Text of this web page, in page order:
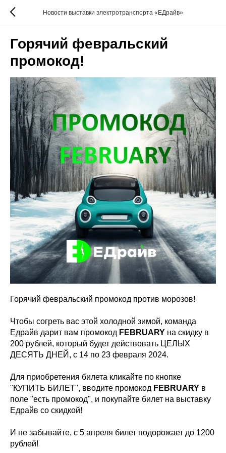
Новости выставки электротранспорта «ЕДрайв»
Горячий февральский
промокод!
Горячий февральский промокод против морозов!
Чтобы согреть вас этой холодной зимой, команда
Едрайв дарит вам промокод FEBRUARY на скидку в
200 рублей, который будет действовать ЦЕЛЫХ
ДЕСЯТЬ ДНЕЙ, с 14 по 23 февраля 2024.
Для приобретения билета кликайте по кнопке
"КУПИТЬ БИЛЕТ", вводите промокод FEBRUARY в
поле "есть промокод", и покупайте билет на выставку
Едрайв со скидкой!
И не забывайте, с 5 апреля билет подорожает до 1200
рублей!